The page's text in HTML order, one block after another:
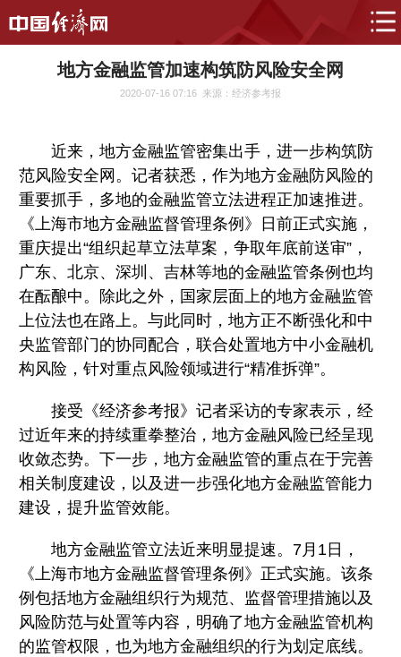
地方金融监管加速构筑防风险安全网
2020-07-16 07:16 来源：经济参考报
近来，地方金融监管密集出手，进一步构筑防
范风险安全网。记者获悉，作为地方金融防风险的
重要抓手，多地的金融监管立法进程正加速推进。
《上海市地方金融监督管理条例》日前正式实施，
重庆提出“组织起草立法草案，争取年底前送审”，
广东、北京、深圳、吉林等地的金融监管条例也均
在酝酿中。除此之外，国家层面上的地方金融监管
上位法也在路上。与此同时，地方正不断强化和中
央监管部门的协同配合，联合处置地方中小金融机
构风险，针对重点风险领域进行“精准拆弹”。
接受《经济参考报》记者采访的专家表示，经
过近年来的持续重拳整治，地方金融风险已经呈现
收敛态势。下一步，地方金融监管的重点在于完善
相关制度建设，以及进一步强化地方金融监管能力
建设，提升监管效能。
地方金融监管立法近来明显提速。7月1日，
《上海市地方金融监督管理条例》正式实施。该条
例包括地方金融组织行为规范、监督管理措施以及
风险防范与处置等内容，明确了地方金融监管机构
的监管权限，也为地方金融组织的行为划定底线。